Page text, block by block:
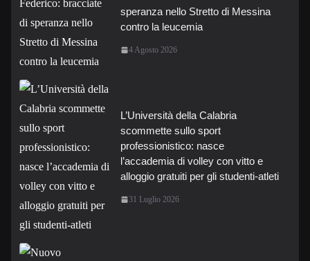
speranza nello Stretto di Messina
contro la leucemia
4 Agosto 2026
L’Università della Calabria
scommette sullo sport
professionistico: nasce
l’accademia di volley con vitto e
alloggio gratuiti per gli studenti-atleti
31 Luglio 2026